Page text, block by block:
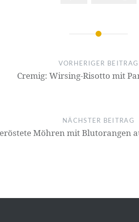
VORHERIGER BEITRAG
Cremig: Wirsing-Risotto mit
NÄCHSTER BEITRAG
Möhren mit Blutorangen